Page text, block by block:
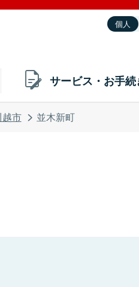
個人
サービス・お手続
越市 並木新町